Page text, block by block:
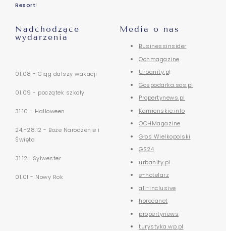
Resort!
Nadchodzące
wydarzenia
01.08 - Ciąg dalszy wakacji
01.09 - początek szkoły
31.10 - Halloween
24.-28.12 - Boże Narodzenie i
Święta
31.12- Sylwester
01.01 - Nowy Rok
Media o nas
Businessinsider
Oohmagazine
Urbanity.pl
Gospodarka.sos.pl
Propertynews.pl
Kamienskie.info
OOHMagazine
Głos Wielkopolski
GS24
urbanity.pl
e-hotelarz
all-inclusive
horecanet
propertynews
turystyka.wp.pl